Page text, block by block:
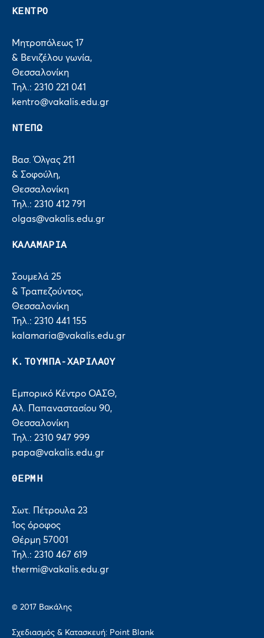
ΚΕΝΤΡΟ
Μητροπόλεως 17
& Βενιζέλου γωνία,
Θεσσαλονίκη
Τηλ.: 2310 221 041
kentro@vakalis.edu.gr
ΝΤΕΠΩ
Βασ. Όλγας 211
& Σοφούλη,
Θεσσαλονίκη
Τηλ.: 2310 412 791
olgas@vakalis.edu.gr
ΚΑΛΑΜΑΡΙΑ
Σουμελά 25
& Τραπεζούντος,
Θεσσαλονίκη
Τηλ.: 2310 441 155
kalamaria@vakalis.edu.gr
Κ.ΤΟΥΜΠΑ-ΧΑΡΙΛΑΟΥ
Εμπορικό Κέντρο ΟΑΣΘ,
Αλ. Παπαναστασίου 90,
Θεσσαλονίκη
Τηλ.: 2310 947 999
papa@vakalis.edu.gr
ΘΕΡΜΗ
Σωτ. Πέτρουλα 23
1ος όροφος
Θέρμη 57001
Τηλ.: 2310 467 619
thermi@vakalis.edu.gr
© 2017 Bακάλης
Σχεδιασμός & Κατασκευή: Point Blank